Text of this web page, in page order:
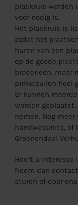
plaskruis worden
voor nodig is.
Het plaskruis is
zodat het
huren van een
op de goede
braderieën,
pinkelzuilen heel
Er kunnen
worden
nemen. Nog meer
handwasunits, of
Groenendaal
Heeft u interesse
Neem dan
sturen of door